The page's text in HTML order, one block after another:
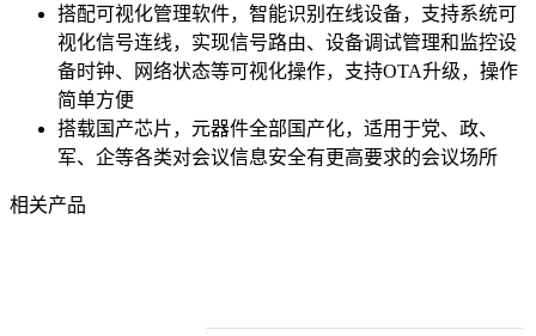
搭配可视化管理软件，智能识别在线设备，支持系统可
视化信号连线，实现信号路由、设备调试管理和监控设
备时钟、网络状态等可视化操作，支持OTA升级，操作
简单方便
搭载国产芯片，元器件全部国产化，适用于党、政、
军、企等各类对会议信息安全有更高要求的会议场所
相关产品